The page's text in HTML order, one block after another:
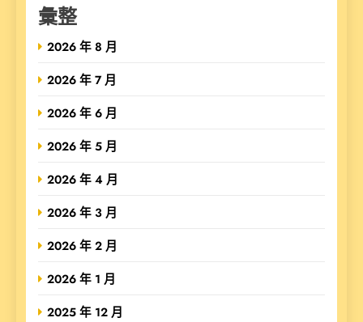
彙整
2026 年 8 月
2026 年 7 月
2026 年 6 月
2026 年 5 月
2026 年 4 月
2026 年 3 月
2026 年 2 月
2026 年 1 月
2025 年 12 月